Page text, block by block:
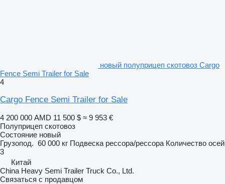
новый полуприцеп скотовоз Cargo
Fence Semi Trailer for Sale
4
Cargo Fence Semi Trailer for Sale
4 200 000 AMD 11 500 $ ≈ 9 953 €
Полуприцеп скотовоз
Состояние новый
Грузопод. 60 000 кг Подвеска рессора/рессора Количество осей
3
Китай
China Heavy Semi Trailer Truck Co., Ltd.
Связаться с продавцом